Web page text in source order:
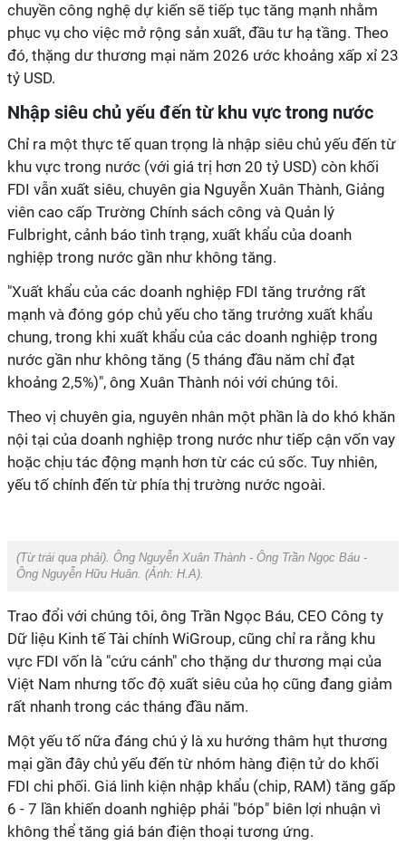
chuyền công nghệ dự kiến sẽ tiếp tục tăng mạnh nhằm
phục vụ cho việc mở rộng sản xuất, đầu tư hạ tầng. Theo
đó, thặng dư thương mại năm 2026 ước khoảng xấp xỉ 23
tỷ USD.
Nhập siêu chủ yếu đến từ khu vực trong nước
Chỉ ra một thực tế quan trọng là nhập siêu chủ yếu đến từ
khu vực trong nước (với giá trị hơn 20 tỷ USD) còn khối
FDI vẫn xuất siêu, chuyên gia Nguyễn Xuân Thành, Giảng
viên cao cấp Trường Chính sách công và Quản lý
Fulbright, cảnh báo tình trạng, xuất khẩu của doanh
nghiệp trong nước gần như không tăng.
"Xuất khẩu của các doanh nghiệp FDI tăng trưởng rất
mạnh và đóng góp chủ yếu cho tăng trưởng xuất khẩu
chung, trong khi xuất khẩu của các doanh nghiệp trong
nước gần như không tăng (5 tháng đầu năm chỉ đạt
khoảng 2,5%)", ông Xuân Thành nói với chúng tôi.
Theo vị chuyên gia, nguyên nhân một phần là do khó khăn
nội tại của doanh nghiệp trong nước như tiếp cận vốn vay
hoặc chịu tác động mạnh hơn từ các cú sốc. Tuy nhiên,
yếu tố chính đến từ phía thị trường nước ngoài.
(Từ trái qua phải). Ông Nguyễn Xuân Thành - Ông Trần Ngọc Báu -
Ông Nguyễn Hữu Huân. (Ảnh: H.A).
Trao đổi với chúng tôi, ông Trần Ngọc Báu, CEO Công ty
Dữ liệu Kinh tế Tài chính WiGroup, cũng chỉ ra rằng khu
vực FDI vốn là "cứu cánh" cho thặng dư thương mại của
Việt Nam nhưng tốc độ xuất siêu của họ cũng đang giảm
rất nhanh trong các tháng đầu năm.
Một yếu tố nữa đáng chú ý là xu hướng thâm hụt thương
mại gần đây chủ yếu đến từ nhóm hàng điện tử do khối
FDI chi phối. Giá linh kiện nhập khẩu (chip, RAM) tăng gấp
6 - 7 lần khiến doanh nghiệp phải "bóp" biên lợi nhuận vì
không thể tăng giá bán điện thoại tương ứng.